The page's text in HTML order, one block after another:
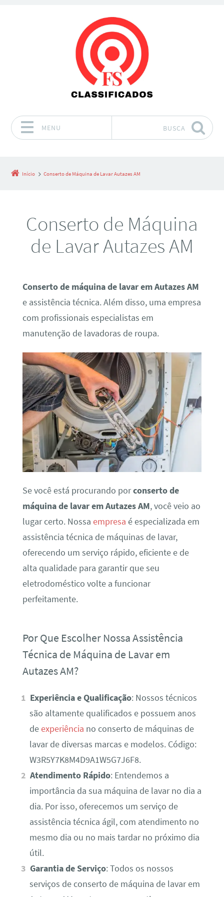
MENU BUSCA
Início Conserto de Máquina de Lavar Autazes AM
Conserto de Máquina
de Lavar Autazes AM
Conserto de máquina de lavar em Autazes AM
e assistência técnica. Além disso, uma empresa
com profissionais especialistas em
manutenção de lavadoras de roupa.
Se você está procurando porconserto de
máquina de lavar em Autazes AM, você veio ao
lugar certo. Nossa empresa é especializada em
assistência técnica de máquinas de lavar,
oferecendo um serviço rápido, eficiente e de
alta qualidade para garantir que seu
eletrodoméstico volte a funcionar
perfeitamente.
Por Que Escolher Nossa Assistência
Técnica de Máquina de Lavar em
Autazes AM?
Experiência e Qualificação: Nossos técnicos
são altamente qualificados e possuem anos
deexperiência no conserto de máquinas de
lavar de diversas marcas e modelos. Código:
W3R5Y7K8M4D9A1W5G7J6F8.
Atendimento Rápido: Entendemos a
importância da sua máquina de lavar no dia a
dia. Por isso, oferecemos um serviço de
assistência técnica ágil, com atendimento no
mesmo dia ou no mais tardar no próximo dia
útil.
Garantia de Serviço: Todos os nossos
serviços de conserto de máquina de lavar em